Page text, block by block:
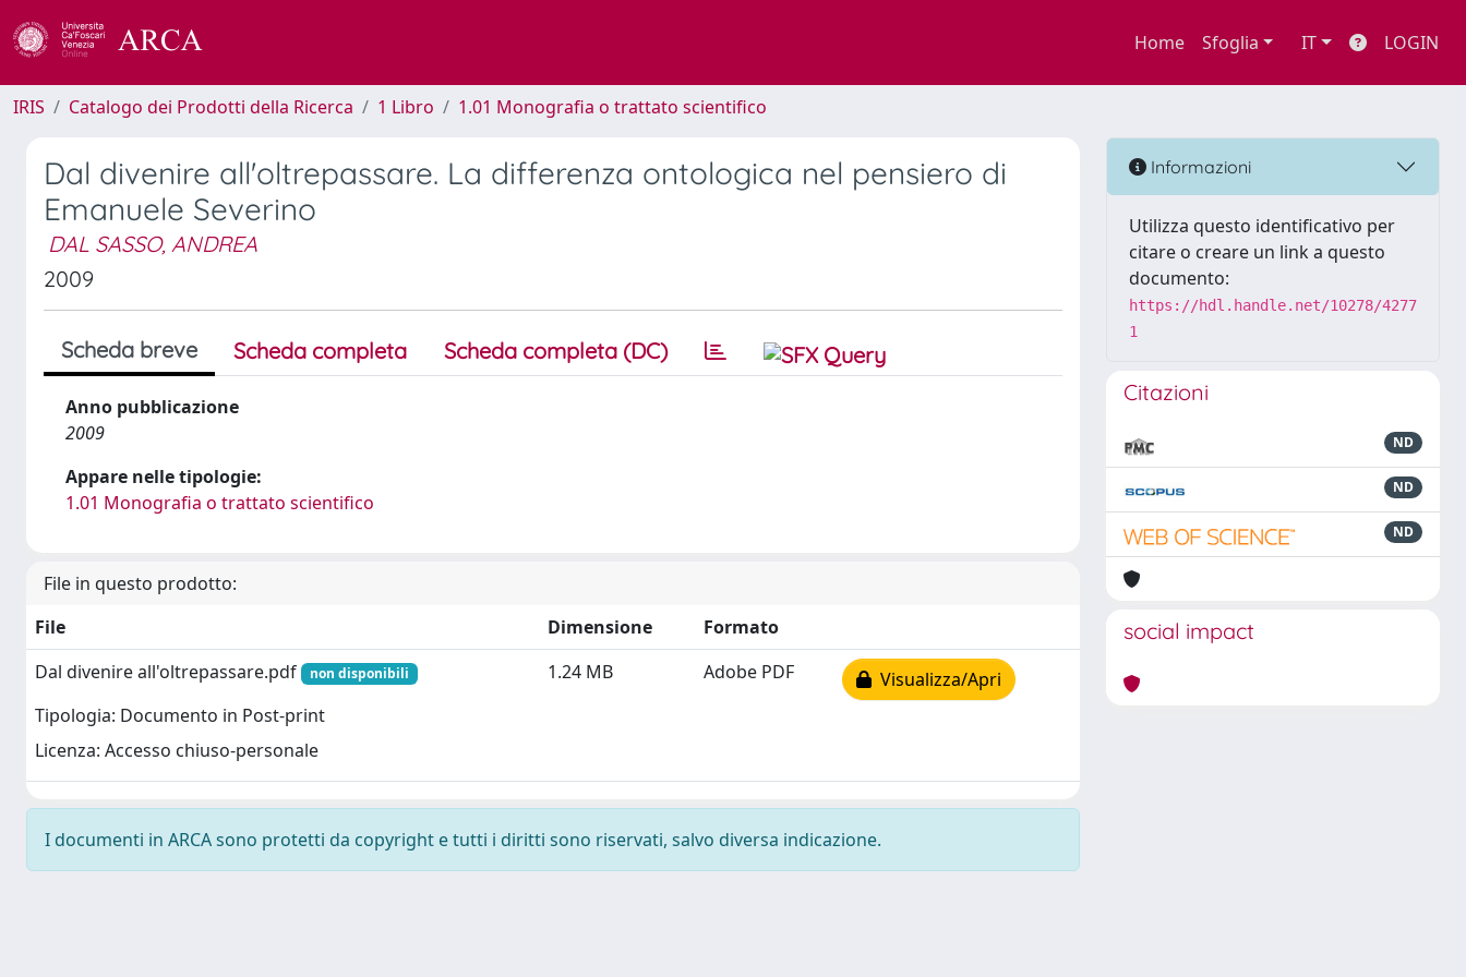
Home Sfoglia IT LOGIN
IRIS Catalogo dei Prodotti della Ricerca 1 Libro 1.01 Monografia o trattato scientifico
Dal divenire all'oltrepassare. La differenza ontologica nel pensiero di
Emanuele Severino
DAL SASSO, ANDREA
2009
Scheda breve Scheda completa Scheda completa (DC)
Anno pubblicazione
2009
Appare nelle tipologie:
1.01 Monografia o trattato scientifico
File in questo prodotto:
File
Dimensione
Formato
Dal divenire all'oltrepassare.pdf
non disponibili
Tipologia: Documento in Post-print
Licenza: Accesso chiuso-personale
1.24 MB Adobe PDF Visualizza/Apri
I documenti in ARCA sono protetti da copyright e tutti i diritti sono riservati, salvo diversa indicazione.
Informazioni
Utilizza questo identificativo per
citare o creare un link a questo
documento:
https://hdl.handle.net/10278/4277
1
Citazioni
ND
ND
ND
social impact